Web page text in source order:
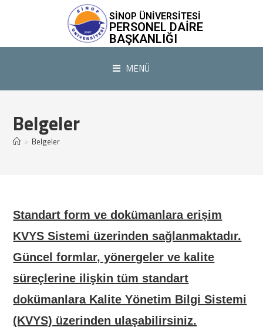
SİNOP ÜNİVERSİTESİ
PERSONEL DAIRE
BAŞKANLIĞI
MENÜ
Belgeler
> Belgeler
Standart form ve dokümanlara erişim
KVYS Sistemi üzerinden sağlanmaktadır.
Güncel formlar, yönergeler ve kalite
süreçlerine ilişkin tüm standart
dokümanlara Kalite Yönetim Bilgi Sistemi
(KVYS) üzerinden ulaşabilirsiniz.